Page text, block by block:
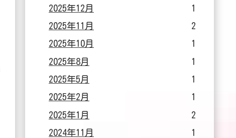
2025年12月
1
2025年11月
2
2025年10月
1
2025年8月
1
2025年5月
1
2025年2月
1
2025年1月
2
2024年11月
1